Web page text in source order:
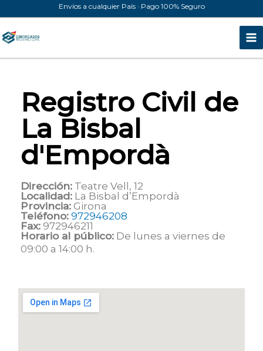
al
contenido
Envíos a cualquier País · Pago 100% Seguro
Registro Civil de
La Bisbal
d'Empordà
Dirección: Teatre Vell, 12
Localidad: La Bisbal d’Empordà
Provincia: Girona
Teléfono: 972946208
Fax: 972946211
Horario al público: De lunes a viernes de
09:00 a 14:00 h.